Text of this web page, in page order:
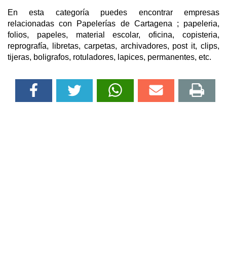
En esta categoría puedes encontrar empresas
relacionadas con Papelerías de Cartagena ; papeleria,
folios, papeles, material escolar, oficina, copisteria,
reprografía, libretas, carpetas, archivadores, post it, clips,
tijeras, boligrafos, rotuladores, lapices, permanentes, etc.